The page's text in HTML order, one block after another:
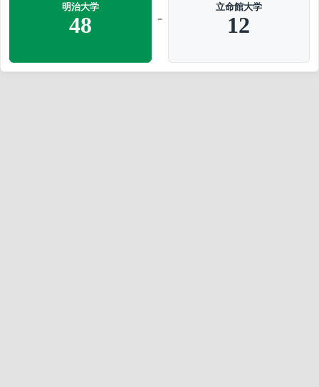
明治大学
48 -
立命館大学
12